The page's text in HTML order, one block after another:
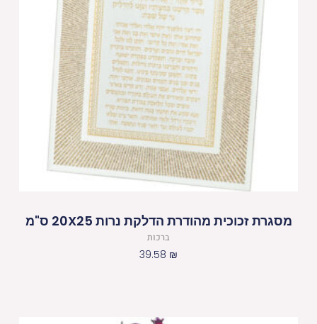
מסגרת זכוכית מהודרת הדלקת נרות 20X25 ס"מ
ברכות
39.58 ₪